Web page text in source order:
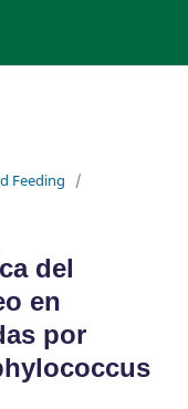
Feeding
/
del
en
por